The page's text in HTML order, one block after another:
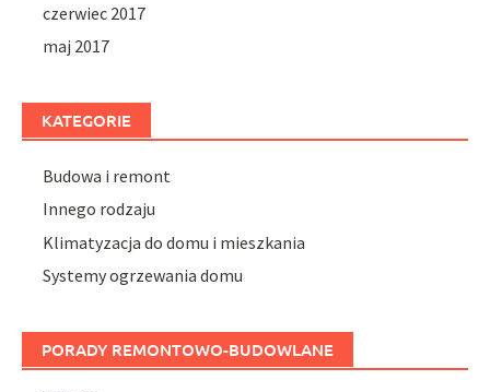
czerwiec 2017
maj 2017
KATEGORIE
Budowa i remont
Innego rodzaju
Klimatyzacja do domu i mieszkania
Systemy ogrzewania domu
PORADY REMONTOWO-BUDOWLANE